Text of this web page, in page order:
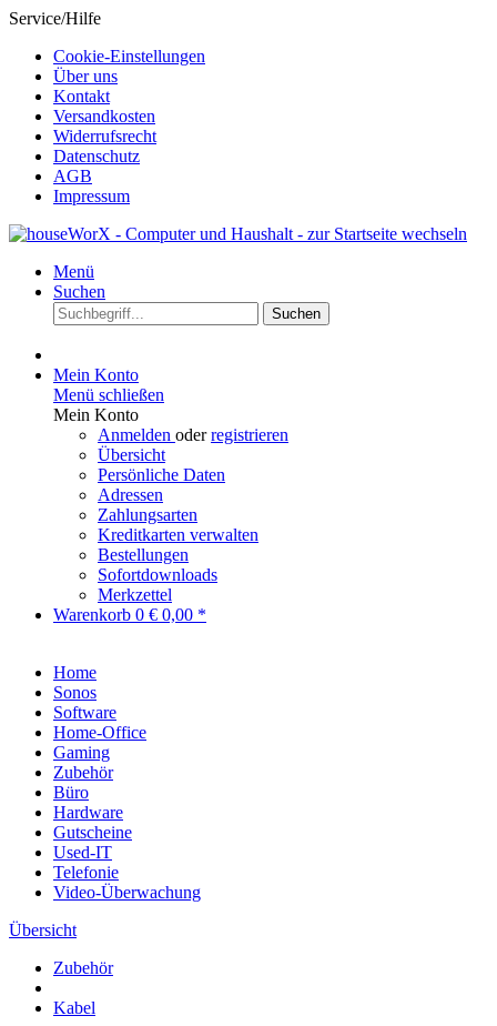
Service/Hilfe
Cookie-Einstellungen
Über uns
Kontakt
Versandkosten
Widerrufsrecht
Datenschutz
AGB
Impressum
Menü
Suchen
Suchen
Mein Konto
Menü schließen
Mein Konto
Anmelden oderregistrieren
Übersicht
Persönliche Daten
Adressen
Zahlungsarten
Kreditkarten verwalten
Bestellungen
Sofortdownloads
Merkzettel
Warenkorb 0 € 0,00 *
Home
Sonos
Software
Home-Office
Gaming
Zubehör
Büro
Hardware
Gutscheine
Used-IT
Telefonie
Video-Überwachung
Übersicht
Zubehör
Kabel